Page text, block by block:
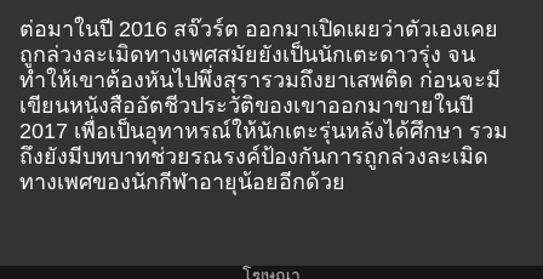
ต่อมาในปี 2016 สจ๊วร์ต ออกมาเปิดเผยว่าตัวเองเคย
ถูกล่วงละเมิดทางเพศสมัยยังเป็นนักเตะดาวรุ่ง จน
ทำให้เขาต้องหันไปพึ่งสุรารวมถึงยาเสพติด ก่อนจะมี
เขียนหนังสืออัตชีวประวัติของเขาออกมาขายในปี
2017 เพื่อเป็นอุทาหรณ์ให้นักเตะรุ่นหลังได้ศึกษา รวม
ถึงยังมีบทบาทช่วยรณรงค์ป้องกันการถูกล่วงละเมิด
ทางเพศของนักกีฬาอายุน้อยอีกด้วย